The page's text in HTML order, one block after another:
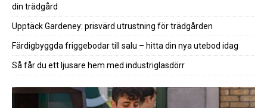
din trädgård
Upptäck Gardeney: prisvärd utrustning för trädgården
Färdigbyggda friggebodar till salu – hitta din nya utebod idag
Så får du ett ljusare hem med industriglasdörr